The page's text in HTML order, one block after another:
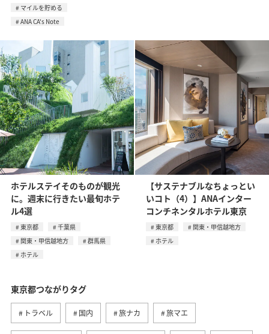
マイルを貯める
ANA CA's Note
ホテルステイそのものが観光
に。週末に行きたい最旬ホテ
ル4選
東京都
千葉県
関東・甲信越地方
群馬県
ホテル
【サステナブルなちょっとい
いコト（4）】ANAインター
コンチネンタルホテル東京
東京都
関東・甲信越地方
ホテル
東京都つながりタグ
トラベル 国内 旅ナカ 旅マエ